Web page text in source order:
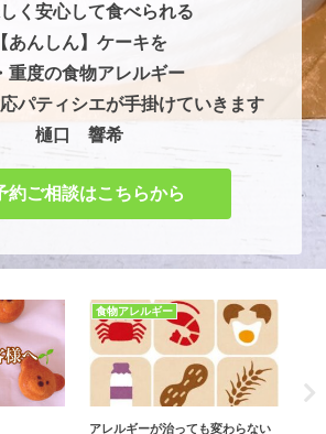
く安心して食べられる
【あんしん】ケーキを
重度の食物アレルギー
パティシエが手掛けていきます
樋口 響希
約ご相談はこちらから
食物アレルギー
アレルギーが治っても変わらない